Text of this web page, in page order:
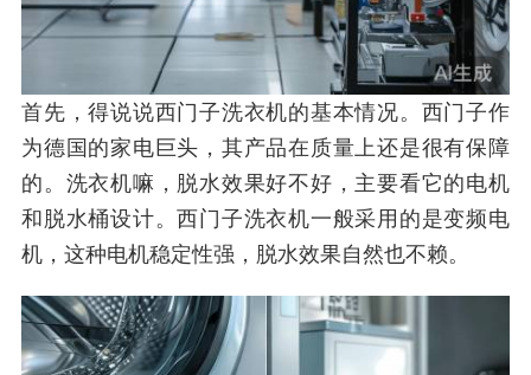
首先，得说说西门子洗衣机的基本情况。西门子作
为德国的家电巨头，其产品在质量上还是很有保障
的。洗衣机嘛，脱水效果好不好，主要看它的电机
和脱水桶设计。西门子洗衣机一般采用的是变频电
机，这种电机稳定性强，脱水效果自然也不赖。